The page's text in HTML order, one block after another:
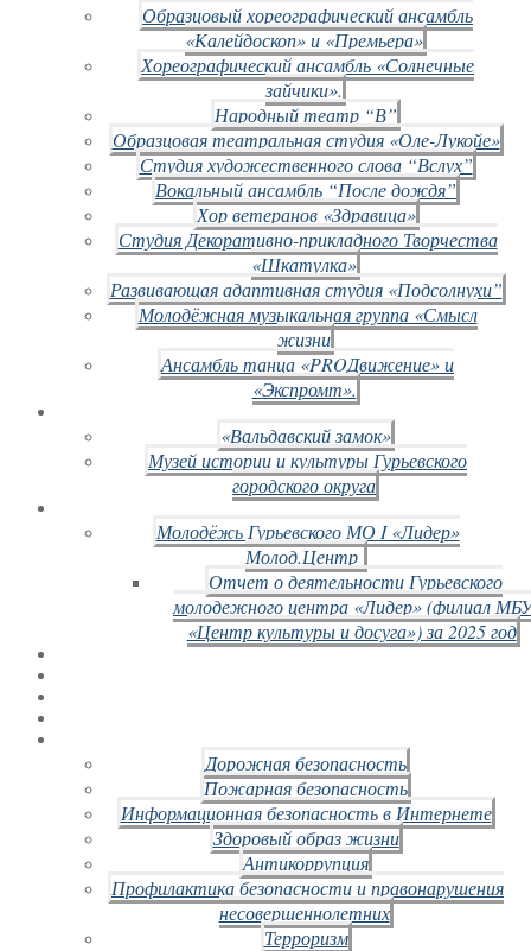
Образцовый хореографический ансамбль
«Калейдоскоп» и «Премьера»
Хореографический ансамбль «Солнечные
зайчики».
Народный театр “В”
Образцовая театральная студия «Оле-Лукойе»
Студия художественного слова “Вслух”
Вокальный ансамбль “После дождя”
Хор ветеранов «Здравица»
Студия Декоративно-прикладного Творчества
«Шкатулка»
Развивающая адаптивная студия «Подсолнухи”
Молодёжная музыкальная группа «Смысл
жизни
Ансамбль танца «PROДвижение» и
«Экспромт».
«Вальдавский замок»
Музей истории и культуры Гурьевского
городского округа
Молодёжь Гурьевского МО I «Лидер»
Молод.Центр
Отчет о деятельности Гурьевского
молодежного центра «Лидер» (филиал
«Центр культуры и досуга») за 2025 год
Дорожная безопасность
Пожарная безопасность
Информационная безопасность в Интернете
Здоровый образ жизни
Антикоррупция
Профилактика безопасности и правонарушения
несовершеннолетних
Терроризм